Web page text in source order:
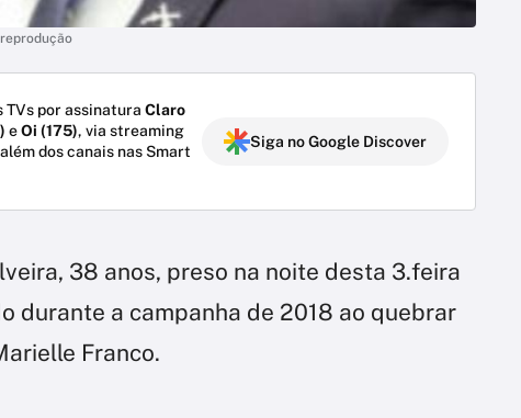
TVs por assinatura Claro
eOi (175), via streaming
dos canais nas Smart
Siga no Google Discover
38 anos, preso na noite desta 3.feira
durante a campanha de 2018 ao quebrar
Franco.